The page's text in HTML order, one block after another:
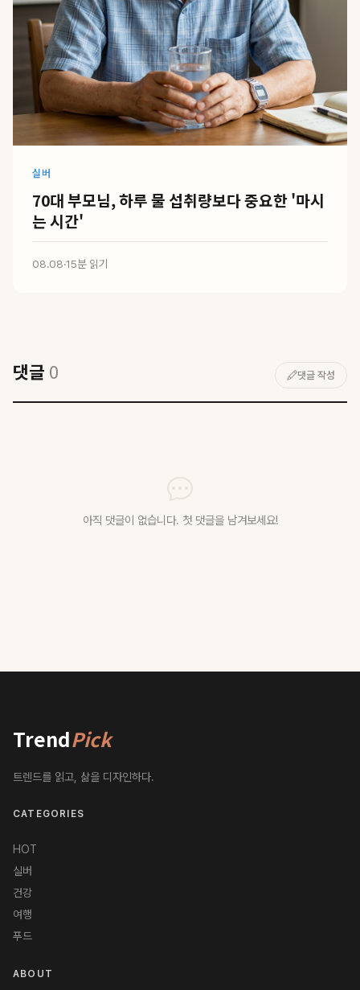
실버
70대 부모님, 하루 물 섭취량보다 중요한 '마시
는 시간'
08.08·15분 읽기
댓글 0 댓글 작성
아직 댓글이 없습니다. 첫 댓글을 남겨보세요!
TrendPick
트렌드를 읽고, 삶을 디자인하다.
CATEGORIES
HOT
실버
건강
여행
푸드
ABOUT